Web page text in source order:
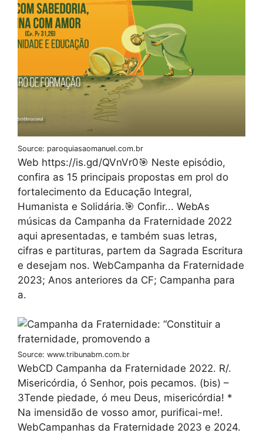
Source: paroquiasaomanuel.com.br
Web️ https://is.gd/QVnVr0🎯 Neste episódio,
confira as 15 principais propostas em prol do
fortalecimento da Educação Integral,
Humanista e Solidária.🎯 Confir... WebAs
músicas da Campanha da Fraternidade 2022
aqui apresentadas, e também suas letras,
cifras e partituras, partem da Sagrada Escritura
e desejam nos. WebCampanha da Fraternidade
2023; Anos anteriores da CF; Campanha para
a.
Source: www.tribunabm.com.br
WebCD Campanha da Fraternidade 2022. R/.
Misericórdia, ó Senhor, pois pecamos. (bis) –
3Tende piedade, ó meu Deus, misericórdia! *
Na imensidão de vosso amor, purificai-me!.
WebCampanhas da Fraternidade 2023 e 2024.